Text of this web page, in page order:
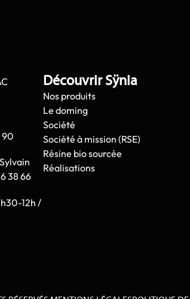
90
38 66
12h /
Découvrir Sÿnia
Nos produits
Le doming
Société
Société à mission (RSE)
Résine bio sourcée
Réalisations